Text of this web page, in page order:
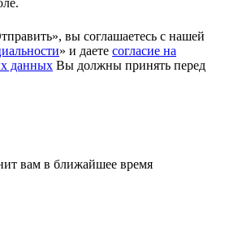
вы соглашаетесь с нашей
» и даете согласие на
данных Вы должны принять перед
вам в ближайшее время